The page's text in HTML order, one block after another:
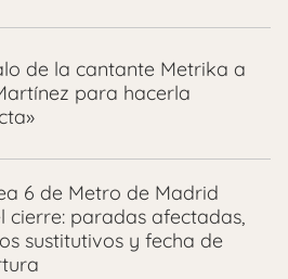
de la cantante Metrika a
para hacerla
6 de Metro de Madrid
cierre: paradas afectadas,
sustitutivos y fecha de